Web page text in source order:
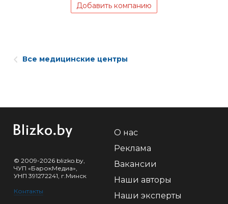
Добавить компанию
Все медицинские центры
© 2009-2026 blizko.by,
ЧУП «БарокМедиа»,
УНП 391272241, г.Минск
Контакты
О нас
Реклама
Вакансии
Наши авторы
Наши эксперты